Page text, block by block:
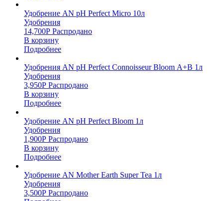
Удобрение AN pH Perfect Micro 10л
Удобрения
14,700Р Распродано
В корзину
Подробнее
Удобрения AN pH Perfect Connoisseur Bloom А+В 1л
Удобрения
3,950Р Распродано
В корзину
Подробнее
Удобрение AN pH Perfect Bloom 1л
Удобрения
1,900Р Распродано
В корзину
Подробнее
Удобрение AN Mother Earth Super Tea 1л
Удобрения
3,500Р Распродано